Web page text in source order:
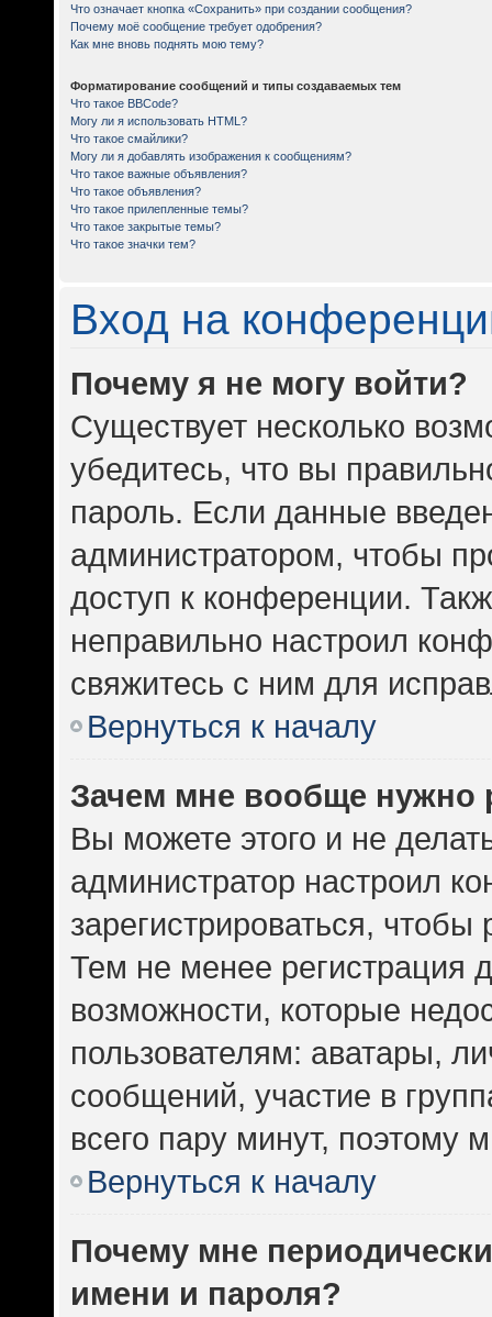
Что означает кнопка «Сохранить» при создании сообщения?
Почему моё сообщение требует одобрения?
Как мне вновь поднять мою тему?
Форматирование сообщений и типы создаваемых тем
Что такое BBCode?
Могу ли я использовать HTML?
Что такое смайлики?
Могу ли я добавлять изображения к сообщениям?
Что такое важные объявления?
Что такое объявления?
Что такое прилепленные темы?
Что такое закрытые темы?
Что такое значки тем?
Вход на
Почему я не могу войти?
Существует несколько
убедитесь, что вы
пароль. Если данные
администратором, чтобы
доступ к конференции.
неправильно настроил
свяжитесь с ним для
Вернуться к началу
Зачем мне вообще нужно
Вы можете этого и не
администратор настроил
зарегистрироваться,
Тем не менее регистрация
возможности, которые
пользователям: аватары,
сообщений, участие в
всего пару минут, поэтому
Вернуться к началу
Почему мне
имени и пароля?